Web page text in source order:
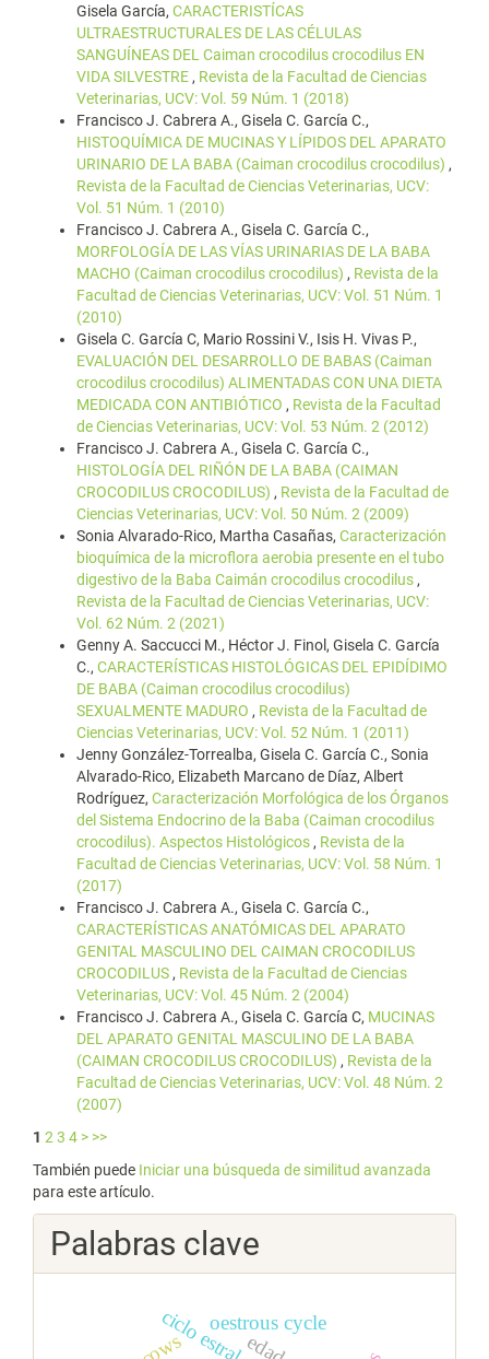
Gisela García, CARACTERISTÍCAS
ULTRAESTRUCTURALES DE LAS CÉLULAS
SANGUÍNEAS DEL Caiman crocodilus crocodilus EN
VIDA SILVESTRE , Revista de la Facultad de Ciencias
Veterinarias, UCV: Vol. 59 Núm. 1 (2018)
Francisco J. Cabrera A., Gisela C. García C.,
HISTOQUÍMICA DE MUCINAS Y LÍPIDOS DEL APARATO
URINARIO DE LA BABA (Caiman crocodilus crocodilus) ,
Revista de la Facultad de Ciencias Veterinarias, UCV:
Vol. 51 Núm. 1 (2010)
Francisco J. Cabrera A., Gisela C. García C.,
MORFOLOGÍA DE LAS VÍAS URINARIAS DE LA BABA
MACHO (Caiman crocodilus crocodilus) , Revista de la
Facultad de Ciencias Veterinarias, UCV: Vol. 51 Núm. 1
(2010)
Gisela C. García C, Mario Rossini V., Isis H. Vivas P.,
EVALUACIÓN DEL DESARROLLO DE BABAS (Caiman
crocodilus crocodilus) ALIMENTADAS CON UNA DIETA
MEDICADA CON ANTIBIÓTICO , Revista de la Facultad
de Ciencias Veterinarias, UCV: Vol. 53 Núm. 2 (2012)
Francisco J. Cabrera A., Gisela C. García C.,
HISTOLOGÍA DEL RIÑÓN DE LA BABA (CAIMAN
CROCODILUS CROCODILUS) , Revista de la Facultad de
Ciencias Veterinarias, UCV: Vol. 50 Núm. 2 (2009)
Sonia Alvarado-Rico, Martha Casañas, Caracterización
bioquímica de la microflora aerobia presente en el tubo
digestivo de la Baba Caimán crocodilus crocodilus ,
Revista de la Facultad de Ciencias Veterinarias, UCV:
Vol. 62 Núm. 2 (2021)
Genny A. Saccucci M., Héctor J. Finol, Gisela C. García
C., CARACTERÍSTICAS HISTOLÓGICAS DEL EPIDÍDIMO
DE BABA (Caiman crocodilus crocodilus)
SEXUALMENTE MADURO , Revista de la Facultad de
Ciencias Veterinarias, UCV: Vol. 52 Núm. 1 (2011)
Jenny González-Torrealba, Gisela C. García C., Sonia
Alvarado-Rico, Elizabeth Marcano de Díaz, Albert
Rodríguez, Caracterización Morfológica de los Órganos
del Sistema Endocrino de la Baba (Caiman crocodilus
crocodilus). Aspectos Histológicos , Revista de la
Facultad de Ciencias Veterinarias, UCV: Vol. 58 Núm. 1
(2017)
Francisco J. Cabrera A., Gisela C. García C.,
CARACTERÍSTICAS ANATÓMICAS DEL APARATO
GENITAL MASCULINO DEL CAIMAN CROCODILUS
CROCODILUS , Revista de la Facultad de Ciencias
Veterinarias, UCV: Vol. 45 Núm. 2 (2004)
Francisco J. Cabrera A., Gisela C. García C, MUCINAS
DEL APARATO GENITAL MASCULINO DE LA BABA
(CAIMAN CROCODILUS CROCODILUS) , Revista de la
Facultad de Ciencias Veterinarias, UCV: Vol. 48 Núm. 2
(2007)
1 2 3 4 > >>
También puede Iniciar una búsqueda de similitud avanzada
para este artículo.
Palabras clave
ciclo estraledad
cows
oestrous cycle